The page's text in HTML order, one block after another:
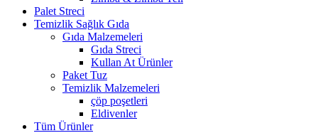
Palet Streci
Temizlik Sağlık Gıda
Gıda Malzemeleri
Gıda Streci
Kullan At Ürünler
Paket Tuz
Temizlik Malzemeleri
çöp poşetleri
Eldivenler
Tüm Ürünler